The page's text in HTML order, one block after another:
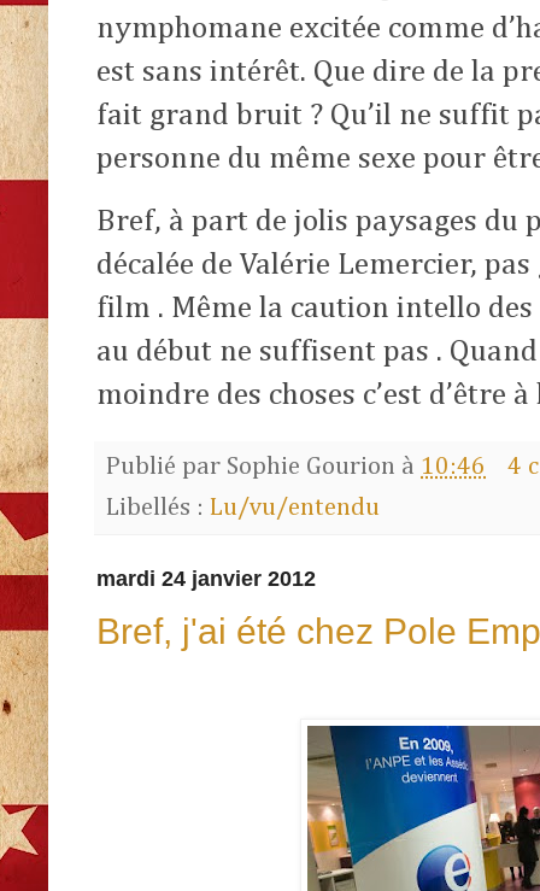
nymphomane excitée comme
est sans intérêt. Que dire de la
fait grand bruit ? Qu’il ne suffit
personne du même sexe pour
Bref, à part de jolis paysages du
décalée de Valérie Lemercier,
film . Même la caution intello des
au début ne suffisent pas .
moindre des choses c’est d’être
Publié par Sophie Gourion à 10:46
4
Libellés : Lu/vu/entendu
mardi 24 janvier 2012
Bref, j'ai été chez Pole